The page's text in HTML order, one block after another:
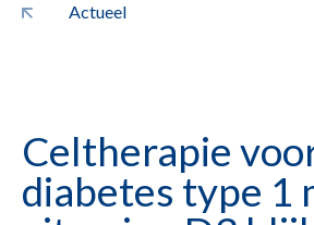
Actueel
Cel­therapie
diabetes type 1